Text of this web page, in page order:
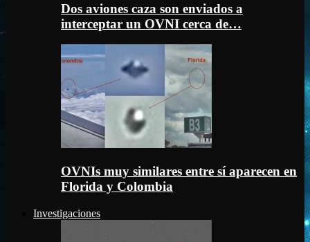
Dos aviones caza son enviados a
interceptar un OVNI cerca de…
OVNIs muy similares entre sí aparecen en
Florida y Colombia
Investigaciones